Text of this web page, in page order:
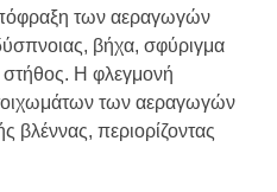
των αεραγωγών
βήχα, σφύριγμα
στήθος. Η φλεγμονή
των αεραγωγών
βλέννας, περιορίζοντας